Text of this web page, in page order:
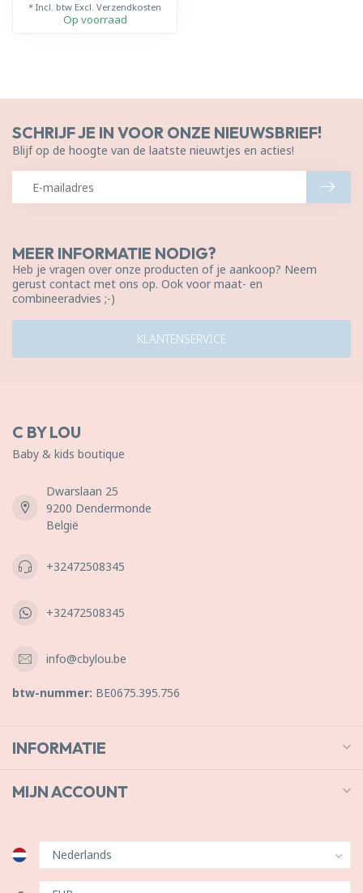
* Incl. btw Excl. Verzendkosten
Op voorraad
MEER INFORMATIE NODIG?
Heb je vragen over onze producten of je aankoop? Neem
gerust contact met ons op. Ook voor maat- en
combineeradvies ;-)
KLANTENSERVICE
SCHRIJF JE IN VOOR ONZE NIEUWSBRIEF!
Blijf op de hoogte van de laatste nieuwtjes en acties!
C BY LOU
Baby & kids boutique
Dwarslaan 25
9200 Dendermonde
België
+32472508345
+32472508345
info@cbylou.be
btw-nummer: BE0675.395.756
INFORMATIE
MIJN ACCOUNT